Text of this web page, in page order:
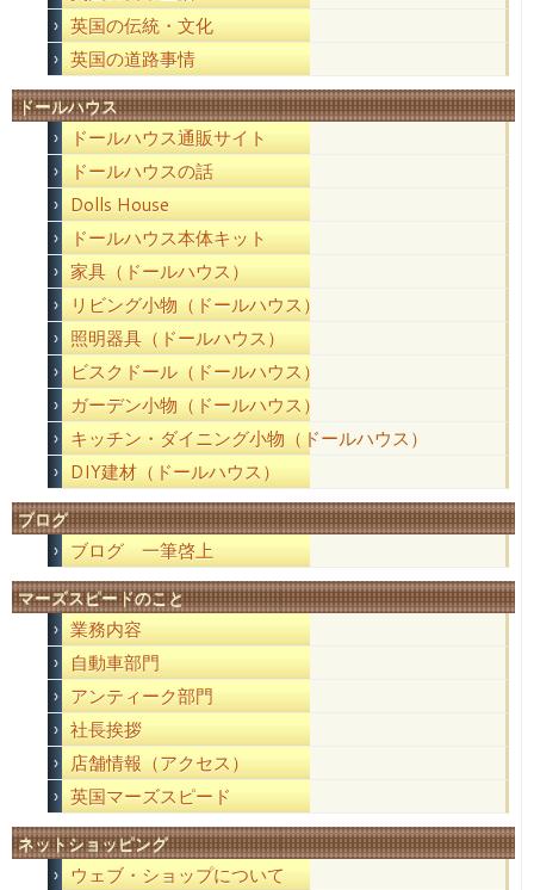
英国の伝統・文化
英国の道路事情
ドールハウス
ドールハウス通販サイト
ドールハウスの話
Dolls House
ドールハウス本体キット
家具（ドールハウス）
リビング小物（ドールハウス）
照明器具（ドールハウス）
ビスクドール（ドールハウス）
ガーデン小物（ドールハウス）
キッチン・ダイニング小物（ドールハウス）
DIY建材（ドールハウス）
ブログ
ブログ 一筆啓上
マーズスピードのこと
業務内容
自動車部門
アンティーク部門
社長挨拶
店舗情報（アクセス）
英国マーズスピード
ネットショッピング
ウェブ・ショップについて